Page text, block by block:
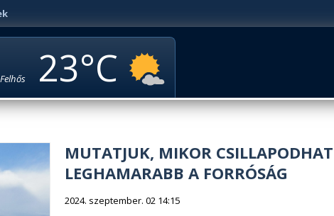
23
MUTATJUK, MIKOR CSILLAPODHAT
LEGHAMARABB A FORRÓSÁG
2024. szeptember. 02 14:15